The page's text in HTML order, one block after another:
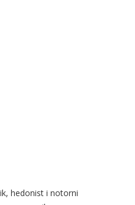
hedonist i notorni